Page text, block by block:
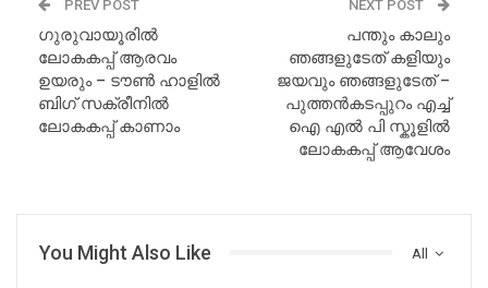
PREV POST
ഗുരുവായൂരിൽ
ലോകകപ്പ് ആരവം
ഉയരും – ടൗണ്‍ ഹാളില്‍
ബിഗ് സക്രീനില്‍
ലോകകപ്പ് കാണാം
NEXT POST
പന്തും കാലും
ഞങ്ങളുടേത് കളിയും
ജയവും ഞങ്ങളുടേത് –
പുത്തൻകടപ്പുറം എച്ച്
ഐ എൽ പി സ്കൂളിൽ
ലോകകപ്പ് ആവേശം
All
You Might Also Like